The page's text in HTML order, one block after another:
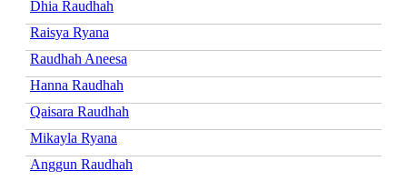
Dhia Raudhah
Raisya Ryana
Raudhah Aneesa
Hanna Raudhah
Qaisara Raudhah
Mikayla Ryana
Anggun Raudhah